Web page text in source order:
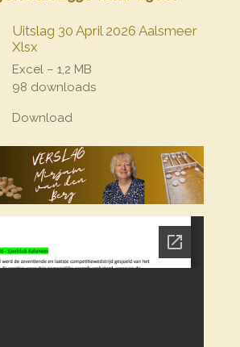
Uitslag 30 April 2026 Aalsmeer
Xlsx
Excel – 1,2 MB
98 downloads
Download